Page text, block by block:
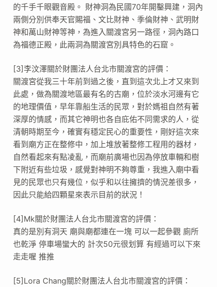
的千手千眼觀音殿。 財神洞為民國70年開鑿興建，洞內
兩側分別供奉天官賜福、文比財神、季倫財神、武明財
神和萬山財神等神，為進入關渡宮另一路徑，洞內路口
為福德正殿，此兩洞為關渡宮別具特色的石窟。
[3]李汶澤關於財團法人台北市關渡宮的評價：
關渡宮從我三十年前到過之後，直到這次北上才又來到
此處，做為關渡地區最有名的古廟，位於淡水河邊有它
的地理價值，早年靠船生活的民眾，對於媽祖自然有著
深厚的情感，而其它神明也各自庇佑不同需求的人，從
清朝時期至今，確實有穩定民心的重要性，剛好這次來
看到廟方正在整修中，加上堆放著整修工程用的器材，
自然看起來有點凌亂，而廟前廣場也因為停放車輛和樹
下附近有些垃圾，感覺對神明不夠尊重，我進入廟中看
見的民眾也只有幾位，似乎和以往擁擠的情況差很多，
因此只能給四顆星來表示目前的狀況！
[4]Mk關於財團法人台北市關渡宮的評價：
真的是別有洞天 廟與廟都連在一塊 可以一起參觀 廁所
也乾淨 停車場蠻大的 計次50元很划算 有經過可以下來
走走喔 推推
[5]Lora Chang關於財團法人台北市關渡宮的評價：